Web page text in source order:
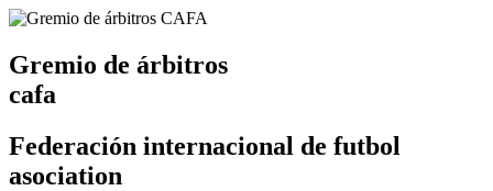
Gremio de árbitros
cafa
Federación internacional de futbol
asociation